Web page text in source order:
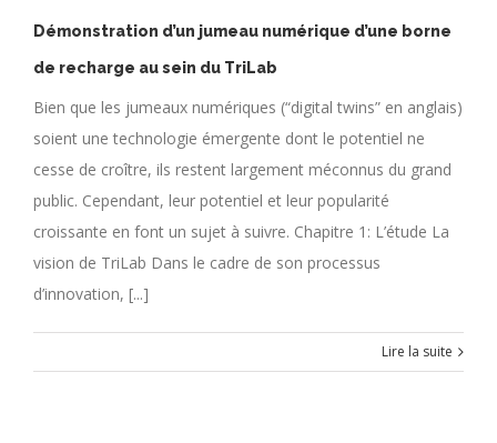
Démonstration d’un jumeau numérique d’une borne
de recharge au sein du TriLab
Bien que les jumeaux numériques (“digital twins” en anglais)
soient une technologie émergente dont le potentiel ne
cesse de croître, ils restent largement méconnus du grand
public. Cependant, leur potentiel et leur popularité
croissante en font un sujet à suivre. Chapitre 1: L’étude La
vision de TriLab Dans le cadre de son processus
d’innovation, [...]
Lire la suite